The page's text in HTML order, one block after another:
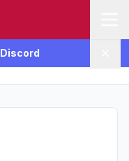
Discord